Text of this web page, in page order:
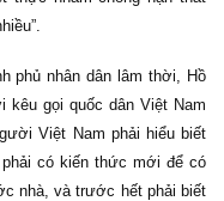
phủ nhân dân lâm thời, Hồ
kêu gọi quốc dân Việt Nam
Việt Nam phải hiểu biết
có kiến thức mới để có
nhà, và trước hết phải biết